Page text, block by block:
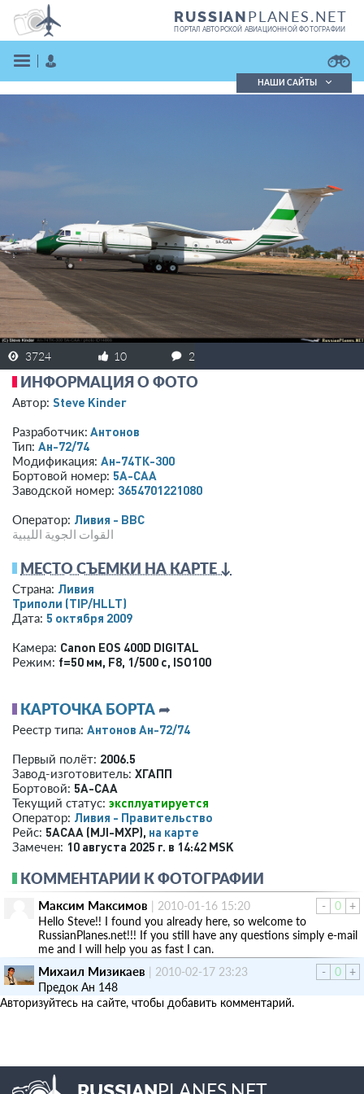
RUSSIANPLANES.NET
ПОРТАЛ АВТОРСКОЙ АВИАЦИОННОЙ ФОТОГРАФИИ
ЗАРЕГИСТРИРОВАТЬСЯ
НАШИ САЙТЫ
3724 10 2
ИНФОРМАЦИЯ О ФОТО
Автор: Steve Kinder
Разработчик: Антонов
Тип: Ан-72/74
Модификация: Ан-74ТК-300
Бортовой номер: 5A-CAA
Заводской номер: 3654701221080
Оператор: Ливия - ВВС
القوات الجوية الليبية
МЕСТО СЪЕМКИ НА КАРТЕ ↓
Страна: Ливия
Триполи (TIP/HLLT)
Дата: 5 октября 2009
Камера: Canon EOS 400D DIGITAL
Режим: f=50 мм, F8, 1/500 с, ISO100
КАРТОЧКА БОРТА ➦
Реестр типа: Антонов Ан-72/74
Первый полёт: 2006.5
Завод-изготовитель: ХГАПП
Бортовой: 5A-CAA
Текущий статус: эксплуатируется
Оператор: Ливия - Правительство
Рейс: 5ACAA (MJI-MXP), на карте
Замечен: 10 августа 2025 г. в 14:42 MSK
КОММЕНТАРИИ К ФОТОГРАФИИ
- 0 +
Максим Максимов | 2010-01-16 15:20
Hello Steve!! I found you already here, so welcome to
RussianPlanes.net!!! If you still have any questions simply e-mail
me and I will help you as fast I can.
-
0 +
Михаил Мизикаев | 2010-02-17 23:23
Предок Ан 148
Авторизуйтесь на сайте, чтобы добавить комментарий.